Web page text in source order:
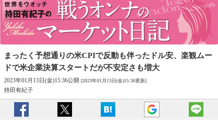
まったく予想通りの米CPIで反動も伴ったドル安、 楽観ムー
ドで米企業決算スタートだが不安定さも増大
2023年01月13日(金)15:36公開 [2023年01月13日(金)15:36更新]
持田有紀子